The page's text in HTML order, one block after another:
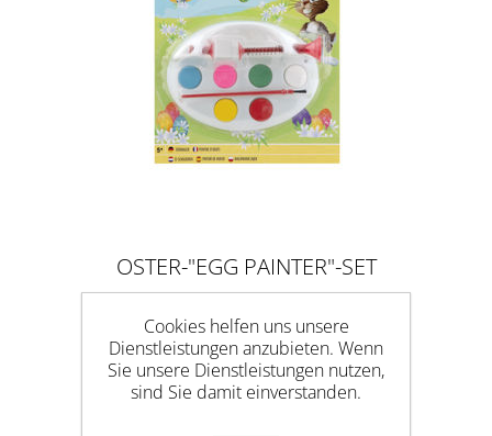
OSTER-"EGG PAINTER"-SET
Cookies helfen uns unsere
Dienstleistungen anzubieten. Wenn
Sie unsere Dienstleistungen nutzen,
sind Sie damit einverstanden.